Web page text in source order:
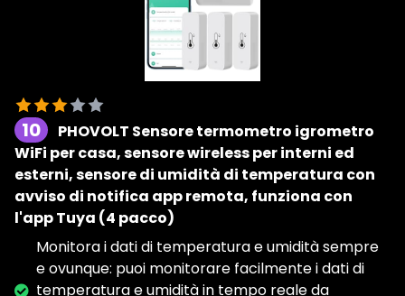
10
PHOVOLT Sensore termometro igrometro
WiFi per casa, sensore wireless per interni ed
esterni, sensore di umidità di temperatura con
avviso di notifica app remota, funziona con
l'app Tuya (4 pacco)
Monitora i dati di temperatura e umidità sempre
e ovunque: puoi monitorare facilmente i dati di
temperatura e umidità in tempo reale da